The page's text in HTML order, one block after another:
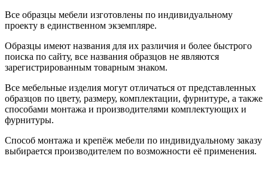
Все образцы мебели изготовлены по индивидуальному
проекту в единственном экземпляре.
Образцы имеют названия для их различия и более быстрого
поиска по сайту, все названия образцов не являются
зарегистрированным товарным знаком.
Все мебельные изделия могут отличаться от представленных
образцов по цвету, размеру, комплектации, фурнитуре, а также
способами монтажа и производителями комплектующих и
фурнитуры.
Способ монтажа и крепёж мебели по индивидуальному заказу
выбирается производителем по возможности её применения.